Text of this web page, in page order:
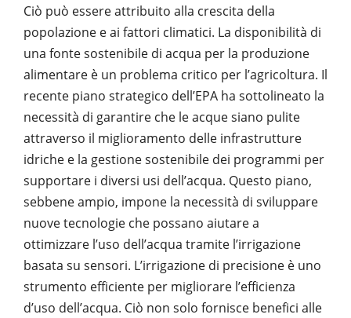
Ciò può essere attribuito alla crescita della
popolazione e ai fattori climatici. La disponibilità di
una fonte sostenibile di acqua per la produzione
alimentare è un problema critico per l’agricoltura. Il
recente piano strategico dell’EPA ha sottolineato la
necessità di garantire che le acque siano pulite
attraverso il miglioramento delle infrastrutture
idriche e la gestione sostenibile dei programmi per
supportare i diversi usi dell’acqua. Questo piano,
sebbene ampio, impone la necessità di sviluppare
nuove tecnologie che possano aiutare a
ottimizzare l’uso dell’acqua tramite l’irrigazione
basata su sensori. L’irrigazione di precisione è uno
strumento efficiente per migliorare l’efficienza
d’uso dell’acqua. Ciò non solo fornisce benefici alle